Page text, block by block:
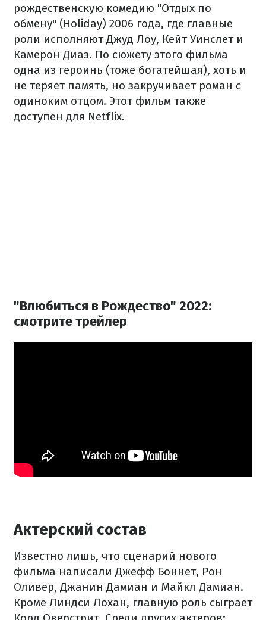
рождественскую комедию "Отдых по
обмену" (Holiday) 2006 года, где главные
роли исполняют Джуд Лоу, Кейт Уинслет и
Камерон Диаз. По сюжету этого фильма
одна из героинь (тоже богатейшая), хоть и
не теряет память, но закручивает роман с
одиноким отцом. Этот фильм также
доступен для Netflix.
"Влюбиться в Рождество" 2022:
смотрите трейлер
Актерский состав
Известно лишь, что сценарий нового
фильма написали Джефф Боннет, Рон
Оливер, Джанин Дамиан и Майкл Дамиан.
Кроме Линдси Лохан, главную роль сыграет